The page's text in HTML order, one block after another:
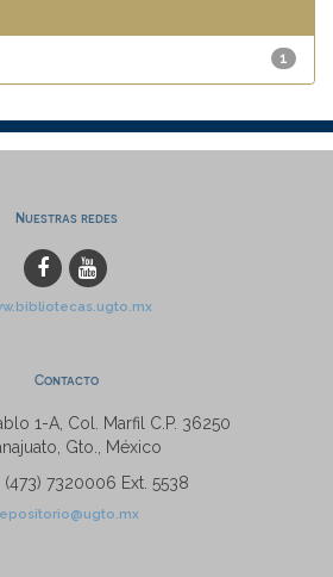
1
Nuestras redes
Contacto
1-A, Col. Marfil C.P. 36250
Gto., México
(473) 7320006 Ext. 5538